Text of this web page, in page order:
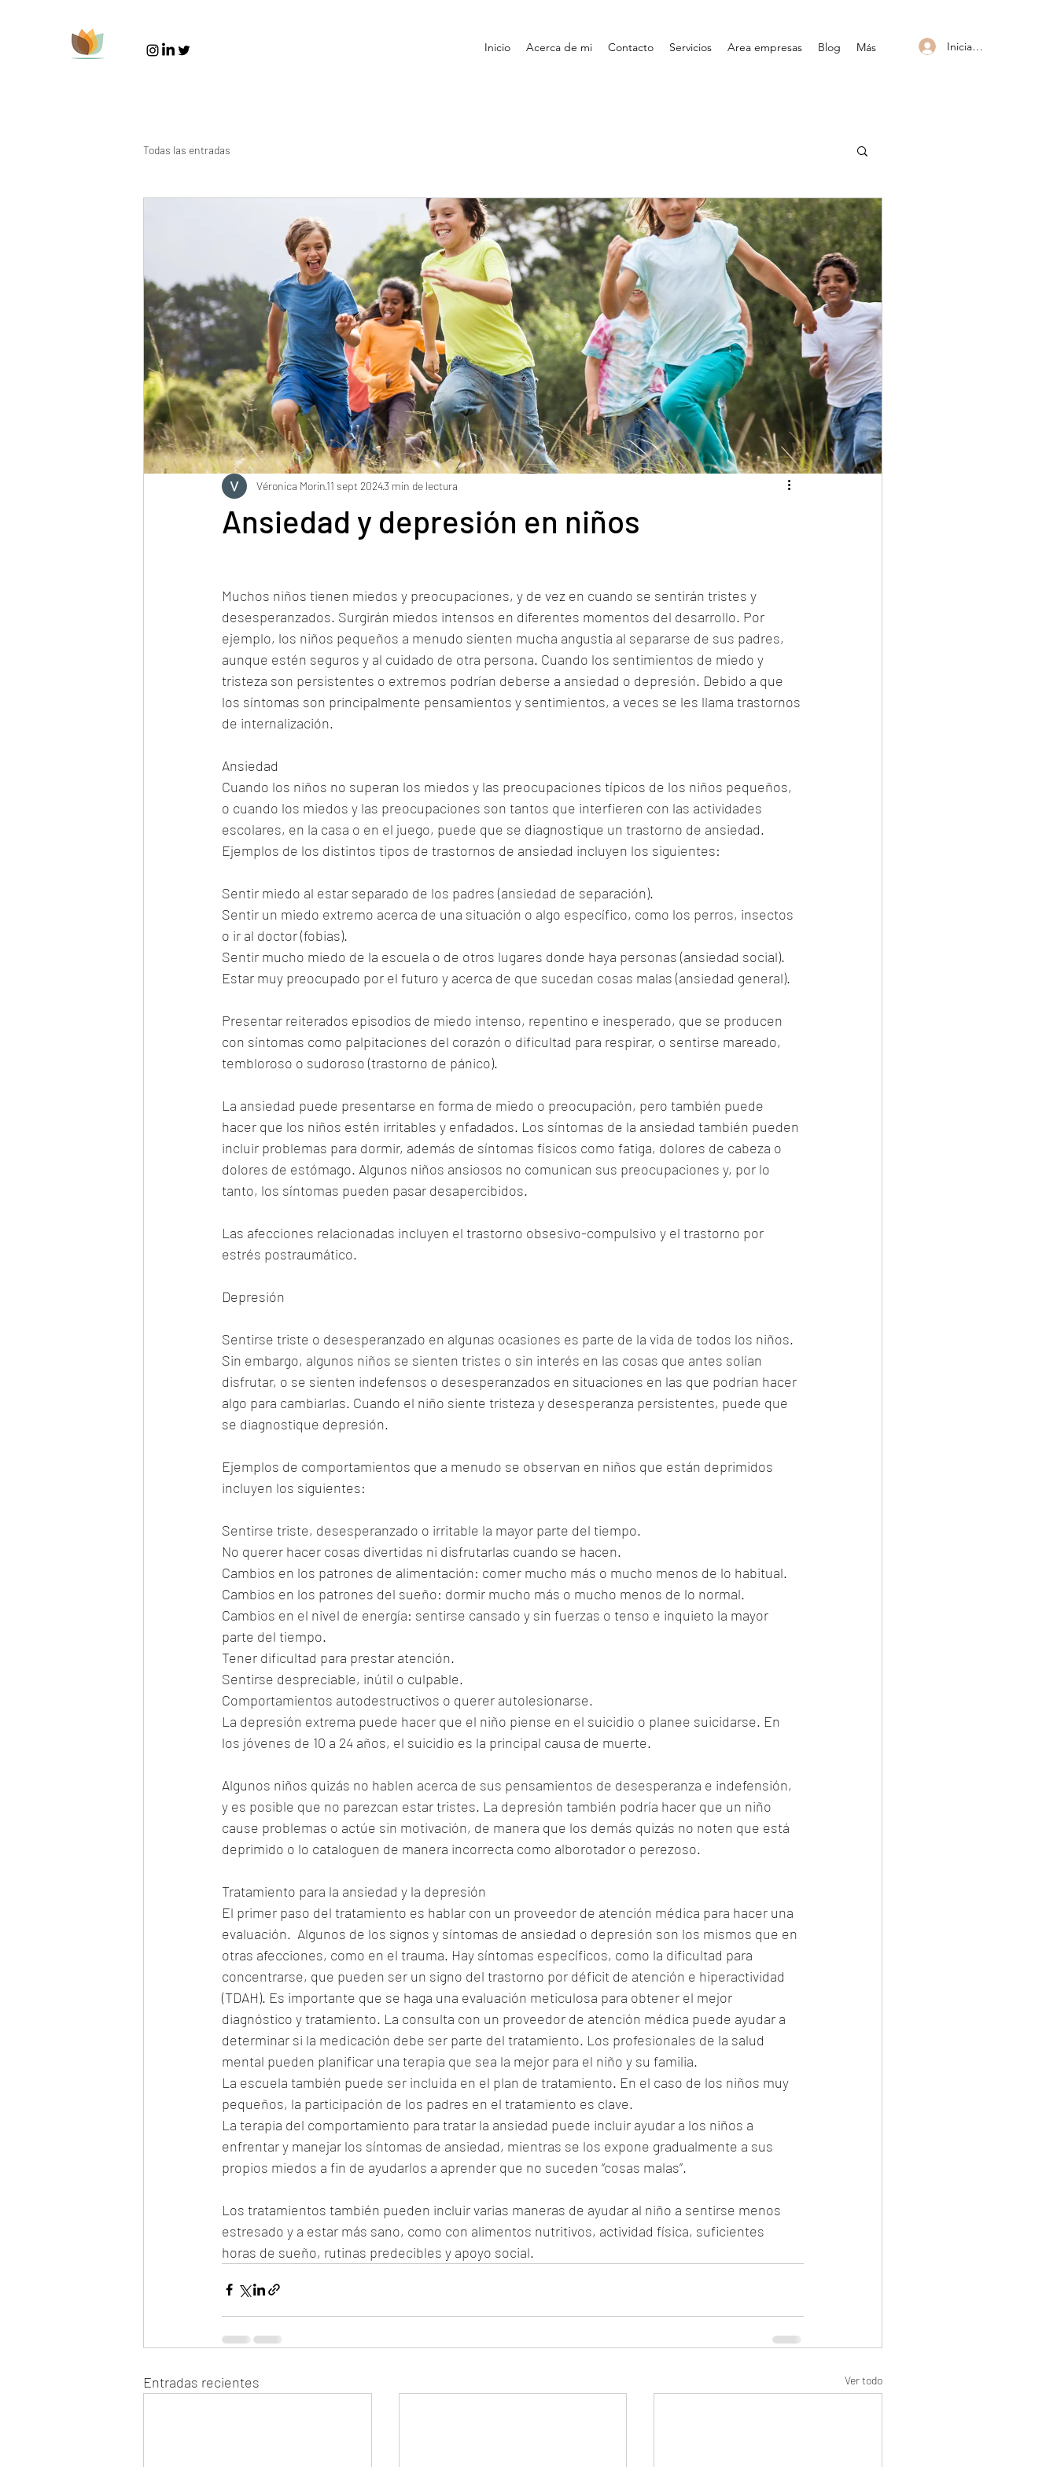
Iniciar sesión
Inicio Acerca de mi Contacto Servicios Area empresas Blog Más
Todas las entradas
Ansiedad y depresión en niños
Véronica Morin11 sept 20243 min de lectura
Muchos niños tienen miedos y preocupaciones, y de vez en cuando se sentirán tristes y
desesperanzados. Surgirán miedos intensos en diferentes momentos del desarrollo. Por
ejemplo, los niños pequeños a menudo sienten mucha angustia al separarse de sus padres,
aunque estén seguros y al cuidado de otra persona. Cuando los sentimientos de miedo y
tristeza son persistentes o extremos podrían deberse a ansiedad o depresión. Debido a que
los síntomas son principalmente pensamientos y sentimientos, a veces se les llama trastornos
de internalización.
Ansiedad
Cuando los niños no superan los miedos y las preocupaciones típicos de los niños pequeños,
o cuando los miedos y las preocupaciones son tantos que interfieren con las actividades
escolares, en la casa o en el juego, puede que se diagnostique un trastorno de ansiedad.
Ejemplos de los distintos tipos de trastornos de ansiedad incluyen los siguientes:
Sentir miedo al estar separado de los padres (ansiedad de separación).
Sentir un miedo extremo acerca de una situación o algo específico, como los perros, insectos
o ir al doctor (fobias).
Sentir mucho miedo de la escuela o de otros lugares donde haya personas (ansiedad social).
Estar muy preocupado por el futuro y acerca de que sucedan cosas malas (ansiedad general).
Presentar reiterados episodios de miedo intenso, repentino e inesperado, que se producen
con síntomas como palpitaciones del corazón o dificultad para respirar, o sentirse mareado,
tembloroso o sudoroso (trastorno de pánico).
La ansiedad puede presentarse en forma de miedo o preocupación, pero también puede
hacer que los niños estén irritables y enfadados. Los síntomas de la ansiedad también pueden
incluir problemas para dormir, además de síntomas físicos como fatiga, dolores de cabeza o
dolores de estómago. Algunos niños ansiosos no comunican sus preocupaciones y, por lo
tanto, los síntomas pueden pasar desapercibidos.
Las afecciones relacionadas incluyen el trastorno obsesivo-compulsivo y el trastorno por
estrés postraumático.
Depresión
Sentirse triste o desesperanzado en algunas ocasiones es parte de la vida de todos los niños.
Sin embargo, algunos niños se sienten tristes o sin interés en las cosas que antes solían
disfrutar, o se sienten indefensos o desesperanzados en situaciones en las que podrían hacer
algo para cambiarlas. Cuando el niño siente tristeza y desesperanza persistentes, puede que
se diagnostique depresión.
Ejemplos de comportamientos que a menudo se observan en niños que están deprimidos
incluyen los siguientes:
Sentirse triste, desesperanzado o irritable la mayor parte del tiempo.
No querer hacer cosas divertidas ni disfrutarlas cuando se hacen.
Cambios en los patrones de alimentación: comer mucho más o mucho menos de lo habitual.
Cambios en los patrones del sueño: dormir mucho más o mucho menos de lo normal.
Cambios en el nivel de energía: sentirse cansado y sin fuerzas o tenso e inquieto la mayor
parte del tiempo.
Tener dificultad para prestar atención.
Sentirse despreciable, inútil o culpable.
Comportamientos autodestructivos o querer autolesionarse.
La depresión extrema puede hacer que el niño piense en el suicidio o planee suicidarse. En
los jóvenes de 10 a 24 años, el suicidio es la principal causa de muerte.
Algunos niños quizás no hablen acerca de sus pensamientos de desesperanza e indefensión,
y es posible que no parezcan estar tristes. La depresión también podría hacer que un niño
cause problemas o actúe sin motivación, de manera que los demás quizás no noten que está
deprimido o lo cataloguen de manera incorrecta como alborotador o perezoso.
Tratamiento para la ansiedad y la depresión
El primer paso del tratamiento es hablar con un proveedor de atención médica para hacer una
evaluación.  Algunos de los signos y síntomas de ansiedad o depresión son los mismos que en
otras afecciones, como en el trauma. Hay síntomas específicos, como la dificultad para
concentrarse, que pueden ser un signo del trastorno por déficit de atención e hiperactividad
(TDAH). Es importante que se haga una evaluación meticulosa para obtener el mejor
diagnóstico y tratamiento. La consulta con un proveedor de atención médica puede ayudar a
determinar si la medicación debe ser parte del tratamiento. Los profesionales de la salud
mental pueden planificar una terapia que sea la mejor para el niño y su familia.
La escuela también puede ser incluida en el plan de tratamiento. En el caso de los niños muy
pequeños, la participación de los padres en el tratamiento es clave.
La terapia del comportamiento para tratar la ansiedad puede incluir ayudar a los niños a
enfrentar y manejar los síntomas de ansiedad, mientras se los expone gradualmente a sus
propios miedos a fin de ayudarlos a aprender que no suceden “cosas malas”.
Los tratamientos también pueden incluir varias maneras de ayudar al niño a sentirse menos
estresado y a estar más sano, como con alimentos nutritivos, actividad física, suficientes
horas de sueño, rutinas predecibles y apoyo social.
Entradas recientes Ver todo